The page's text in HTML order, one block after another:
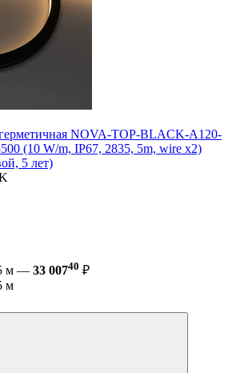
NOVA-TOP-BLACK-A120-
(10 W/m, IP67, 2835, 5m, wire x2)
5 лет)
м — 33 00740 ₽
м